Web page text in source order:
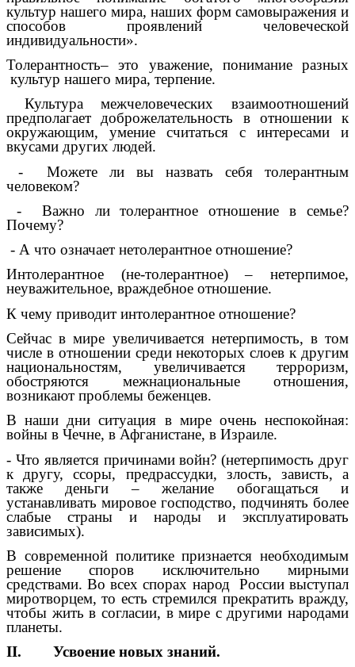
культур нашего мира, наших форм самовыражения и
способов проявлений человеческой
индивидуальности».
Толерантность– это уважение, понимание разных
культур нашего мира, терпение.
Культура межчеловеческих взаимоотношений
предполагает доброжелательность в отношении к
окружающим, умение считаться с интересами и
вкусами других людей.
- Можете ли вы назвать себя толерантным
человеком?
- Важно ли толерантное отношение в семье?
Почему?
- А что означает нетолерантное отношение?
Интолерантное (не-толерантное) – нетерпимое,
неуважительное, враждебное отношение.
К чему приводит интолерантное отношение?
Сейчас в мире увеличивается нетерпимость, в том
числе в отношении среди некоторых слоев к другим
национальностям, увеличивается терроризм,
обостряются межнациональные отношения,
возникают проблемы беженцев.
В наши дни ситуация в мире очень неспокойная:
войны в Чечне, в Афганистане, в Израиле.
- Что является причинами войн? (нетерпимость друг
к другу, ссоры, предрассудки, злость, зависть, а
также деньги – желание обогащаться и
устанавливать мировое господство, подчинять более
слабые страны и народы и эксплуатировать
зависимых).
В современной политике признается необходимым
решение споров исключительно мирными
средствами. Во всех спорах народ России выступал
миротворцем, то есть стремился прекратить вражду,
чтобы жить в согласии, в мире с другими народами
планеты.
II. Усвоение новых знаний.